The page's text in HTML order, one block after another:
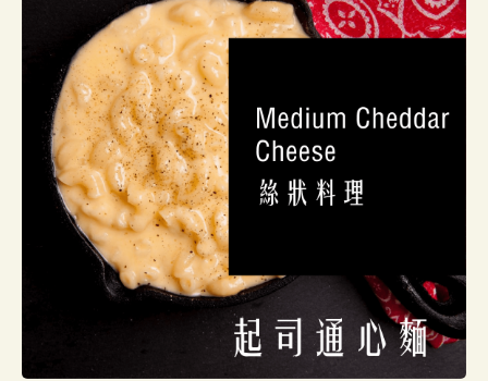
這道美味的起司拼盤食譜使用American Heritage Me
dium Cheddar Cheese和台灣在地的水果和蔬菜，組
合出一個令人垂涎的美食盤，既健康又美味。美味的C
heddar Cheese搭配葡萄、青椒、柿子椒和櫻桃番茄
等食材，為你的味蕾帶來層層驚喜。加上肉桂餅乾或
其他餅乾，更是增添了食物的口感和風味。這道起司
拼盤不僅簡單易做，而且可以讓你在吃得健康的同
時，也能享受到美味的滋味。快試試這個食譜，吸引
你家人和朋友的味蕾吧！